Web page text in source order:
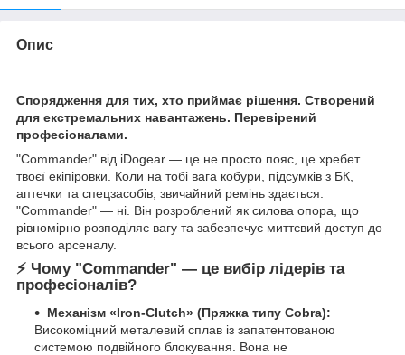
Опис
Спорядження для тих, хто приймає рішення. Створений
для екстремальних навантажень. Перевірений
професіоналами.
"Commander" від iDogear — це не просто пояс, це хребет
твоєї екіпіровки. Коли на тобі вага кобури, підсумків з БК,
аптечки та спецзасобів, звичайний ремінь здається.
"Commander" — ні. Він розроблений як силова опора, що
рівномірно розподіляє вагу та забезпечує миттєвий доступ до
всього арсеналу.
⚡ Чому "Commander" — це вибір лідерів та
професіоналів?
Механізм «Iron-Clutch» (Пряжка типу Cobra):
Високоміцний металевий сплав із запатентованою
системою подвійного блокування. Вона не